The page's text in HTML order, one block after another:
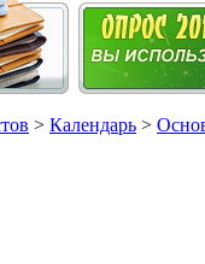
> Календарь >